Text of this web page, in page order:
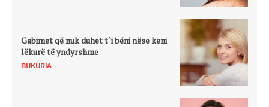
Gabimet që nuk duhet t`i bëni nëse keni
lëkurë të yndyrshme
BUKURIA